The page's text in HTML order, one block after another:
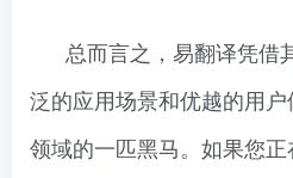
总而言之，易翻译凭借
泛的应用场景和优越的用
领域的一匹黑马。如果您